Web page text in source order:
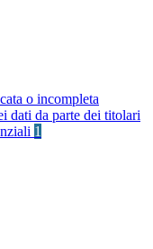
o incompleta
dati da parte dei titolari
1